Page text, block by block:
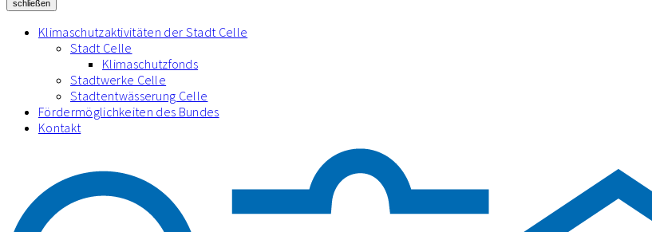
schließen
Klimaschutzaktivitäten der Stadt Celle
Stadt Celle
Klimaschutzfonds
Stadtwerke Celle
Stadtentwässerung Celle
Fördermöglichkeiten des Bundes
Kontakt